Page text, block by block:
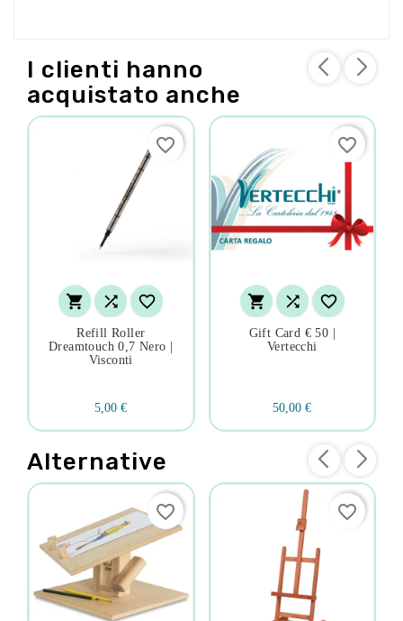
I clienti hanno
acquistato anche
  
Refill Roller
Dreamtouch 0,7 Nero |
Visconti
5,00 €
favorite_border
  
Gift Card € 50 |
Vertecchi
50,00 €
favorite_border
Alternative
favorite_border favorite_border